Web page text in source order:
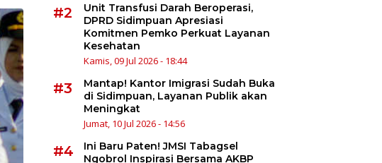
#2
Unit Transfusi Darah Beroperasi,
DPRD Sidimpuan Apresiasi
Komitmen Pemko Perkuat Layanan
Kesehatan
Kamis, 09 Jul 2026 - 18:44
#3
Mantap! Kantor Imigrasi Sudah Buka
di Sidimpuan, Layanan Publik akan
Meningkat
Jumat, 10 Jul 2026 - 14:56
#4
Ini Baru Paten! JMSI Tabagsel
Ngobrol Inspirasi Bersama AKBP